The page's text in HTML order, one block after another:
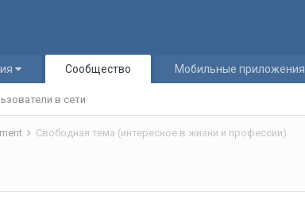
Сообщество
в сети
Мобильные приложения
Свободная тема (интересное в жизни и профессии)